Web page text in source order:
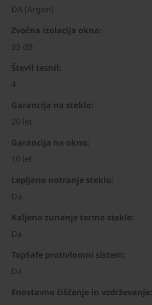
DA (Argon)
Zvočna izolacija okna:
33 dB
Števil tesnil:
4
Garancija na steklo:
20 let
Garancija na okno:
10 let
Lepljeno notranje steklo:
Da
Kaljeno zunanje termo steklo:
Da
TopSafe protivlomni sistem:
Da
Enostavno čiščenje in vzdrževanje: